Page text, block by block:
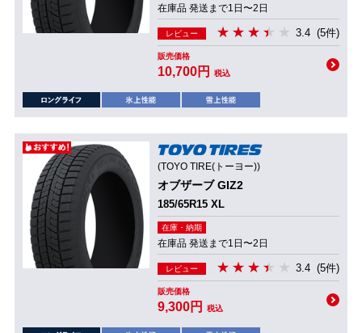
在庫品 発送まで1日〜2日
レビュー 3.4 (5件)
販売価格
10,700円 税込
(TOYO TIRE(トーヨー))
オブザーブ GIZ2
185/65R15 XL
在庫・納期
在庫品 発送まで1日〜2日
レビュー 3.4 (5件)
販売価格
9,300円 税込